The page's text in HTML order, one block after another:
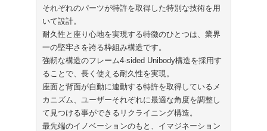
それぞれのパーツが特許を取得した特別な技術を用
いて設計。
耐久性と座り心地を実現する特徴のひとつは、業界
一の堅牢さを誇る枠組み構造です。
強靭な構造のフレーム4-sided Unibody構造を採用す
ることで、長く使える耐久性を実現。
座面と背面が自動に連動する特許を取得しているメ
カニズム、ユーザーそれぞれに最適な角度を調整し
て見つける事ができるリクライニング構造。
最先端のイノベーションのもと、イマジネーション